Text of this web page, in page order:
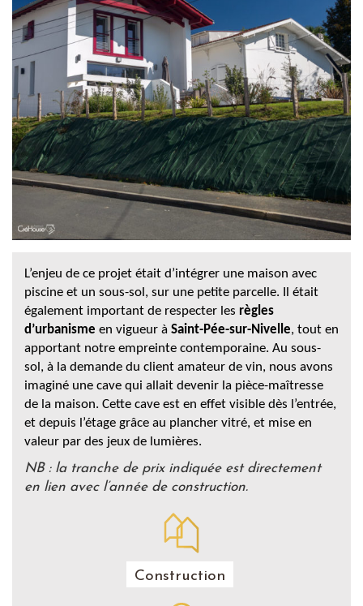
L’enjeu de ce projet était d’intégrer une maison avec
piscine et un sous-sol, sur une petite parcelle. Il était
également important de respecter les règles
d’urbanisme en vigueur à Saint-Pée-sur-Nivelle, tout en
apportant notre empreinte contemporaine. Au sous-
sol, à la demande du client amateur de vin, nous avons
imaginé une cave qui allait devenir la pièce-maîtresse
de la maison. Cette cave est en effet visible dès l’entrée,
et depuis l’étage grâce au plancher vitré, et mise en
valeur par des jeux de lumières.
NB : la tranche de prix indiquée est directement
en lien avec l’année de construction.
Construction